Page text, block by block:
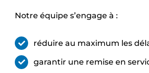
Notre équipe s’engage à :
réduire au maximum les
garantir une remise en